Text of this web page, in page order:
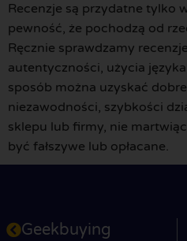
Recenzje są przydatne tylko
pewność, że pochodzą od
Ręcznie sprawdzamy
autentyczności, użycia
sposób można uzyskać
niezawodności, szybkości
sklepu lub firmy, nie
być fałszywe lub opłacane.
Geekbuying